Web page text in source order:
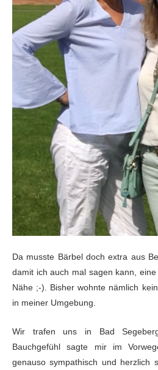
Da musste Bärbel doch extra aus
damit ich auch mal sagen kann,
Nähe ;-). Bisher wohnte nämlich
in meiner Umgebung.
Wir trafen uns in Bad
Bauchgefühl sagte mir im
genauso sympathisch und herzlich